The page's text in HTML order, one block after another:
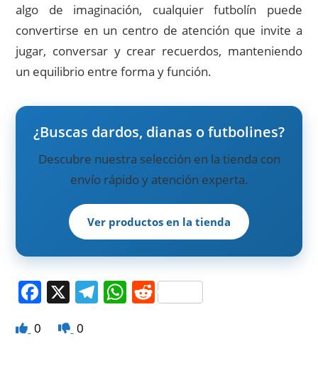
algo de imaginación, cualquier futbolín puede
convertirse en un centro de atención que invite a
jugar, conversar y crear recuerdos, manteniendo
un equilibrio entre forma y función.
¿Buscas dardos, dianas o futbolines?
Descubre nuestra selección en la tienda con
envío rápido y atención experta.
Ver productos en la tienda
F X T W R
0 0